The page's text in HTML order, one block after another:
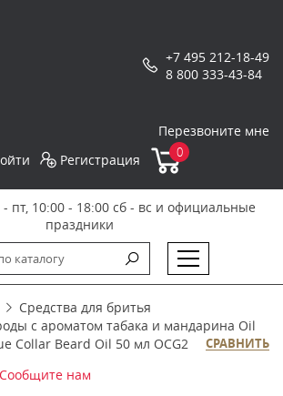
+7 495 212-18-49
8 800 333-43-84
Перезвоните мне
Регистрация 0
пт, 10:00 - 18:00 сб - вс и официальные
праздники
Средства для бритья
с ароматом табака и мандарина Oil
Collar Beard Oil 50 мл OCG2
СРАВНИТЬ
нам